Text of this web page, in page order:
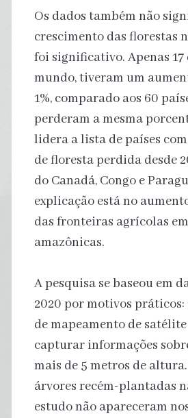
Os dados também não
crescimento das florestas
foi significativo. Apenas 17
mundo, tiveram um
1%, comparado aos 60
perderam a mesma
lidera a lista de países
de floresta perdida desde
do Canadá, Congo e
explicação está no
das fronteiras agrícolas
amazônicas.
A pesquisa se baseou em
2020 por motivos
de mapeamento de satélite
capturar informações
mais de 5 metros de
árvores recém-plantadas
estudo não apareceram